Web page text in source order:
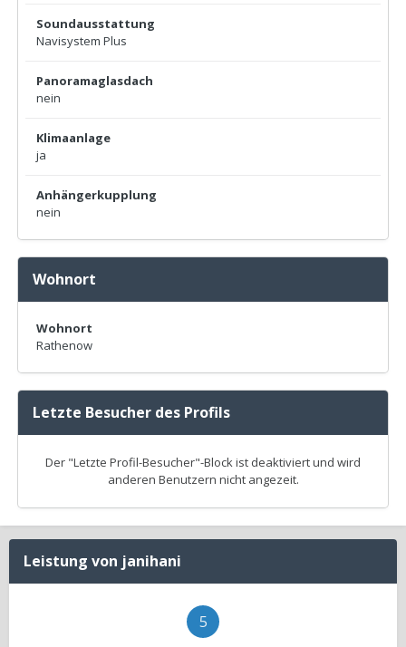
Soundausstattung
Navisystem Plus
Panoramaglasdach
nein
Klimaanlage
ja
Anhängerkupplung
nein
Wohnort
Wohnort
Rathenow
Letzte Besucher des Profils
Der "Letzte Profil-Besucher"-Block ist deaktiviert und wird
anderen Benutzern nicht angezeit.
Leistung von janihani
5